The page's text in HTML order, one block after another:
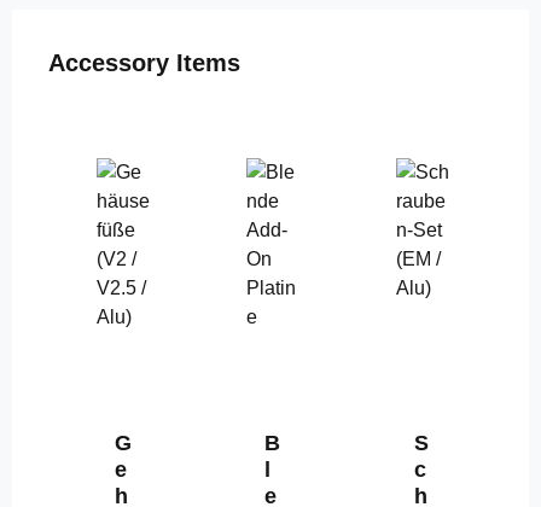
Produktgalerie überspringen
Accessory Items
G
e
h
B
l
e
S
c
h